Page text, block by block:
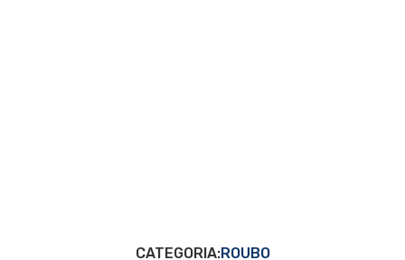
CATEGORIA:ROUBO